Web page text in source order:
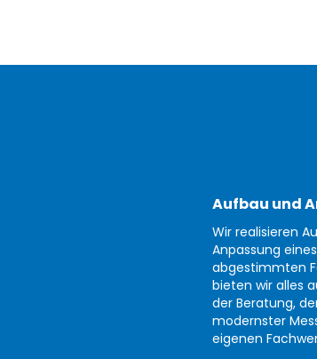
Aufbau und
Wir realisieren
Anpassung
abgestimmten
bieten wir alles
der Beratung,
modernster
eigenen